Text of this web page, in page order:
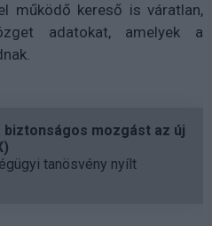
működő kereső is váratlan,
adatokat, amelyek a
mozgást az új
tanösvény nyílt